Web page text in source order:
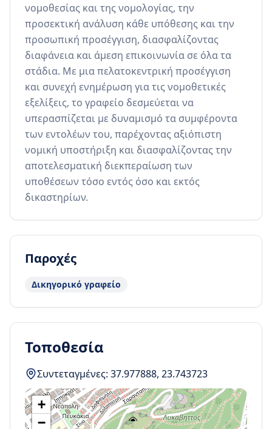
νομοθεσίας και της νομολογίας, την
προσεκτική ανάλυση κάθε υπόθεσης και την
προσωπική προσέγγιση, διασφαλίζοντας
διαφάνεια και άμεση επικοινωνία σε όλα τα
στάδια. Με μια πελατοκεντρική προσέγγιση
και συνεχή ενημέρωση για τις νομοθετικές
εξελίξεις, το γραφείο δεσμεύεται να
υπερασπίζεται με δυναμισμό τα συμφέροντα
των εντολέων του, παρέχοντας αξιόπιστη
νομική υποστήριξη και διασφαλίζοντας την
αποτελεσματική διεκπεραίωση των
υποθέσεων τόσο εντός όσο και εκτός
δικαστηρίων.
Παροχές
Δικηγορικό γραφείο
Τοποθεσία
Συντεταγμένες: 37.977888, 23.743723
+
−